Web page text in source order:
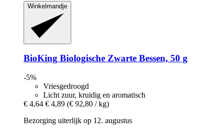
Winkelmandje
BioKing Biologische Zwarte Bessen, 50 g
-5%
Vriesgedroogd
Licht zuur, kruidig en aromatisch
€ 4,64 € 4,89 (€ 92,80 / kg)
Bezorging uiterlijk op 12. augustus